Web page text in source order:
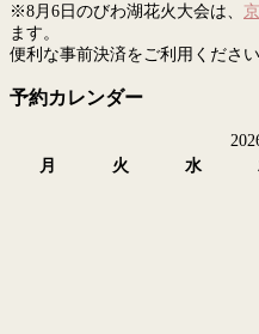
※8月6日のびわ湖花火大会は、
ます。
便利な事前決済をご利用ください
予約カレンダー
月
火 水